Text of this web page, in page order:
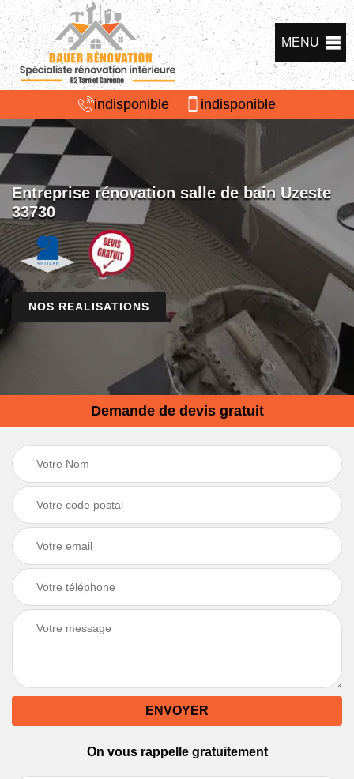
MENU
indisponible indisponible
Entreprise rénovation salle de bain Uzeste
33730
NOS REALISATIONS
Demande de devis gratuit
On vous rappelle gratuitement